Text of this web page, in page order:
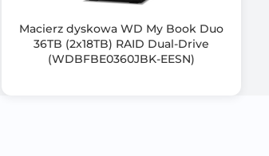
Macierz dyskowa WD My Book Duo
36TB (2x18TB) RAID Dual-Drive
(WDBFBE0360JBK-EESN)